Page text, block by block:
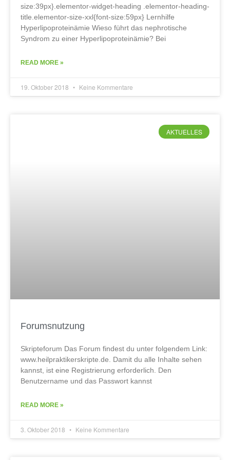
size:39px}.elementor-widget-heading .elementor-heading-
title.elementor-size-xxl{font-size:59px} Lernhilfe
Hyperlipoproteinämie Wieso führt das nephrotische
Syndrom zu einer Hyperlipoproteinämie? Bei
READ MORE »
19. Oktober 2018 Keine Kommentare
AKTUELLES
Forumsnutzung
Skripteforum Das Forum findest du unter folgendem Link:
www.heilpraktikerskripte.de. Damit du alle Inhalte sehen
kannst, ist eine Registrierung erforderlich. Den
Benutzername und das Passwort kannst
READ MORE »
3. Oktober 2018 Keine Kommentare